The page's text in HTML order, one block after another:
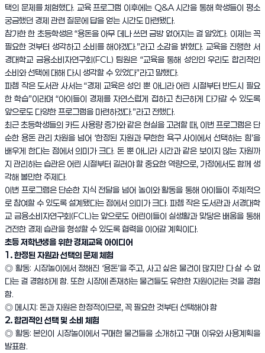
택의 문제를 체험했다. 교육 프로그램 이후에는 Q&A 시간을 통해 학생들이 평소
궁금했던 경제 관련 질문에 답을 얻는 시간도 마련됐다.
참가한 한 초등학생은 “용돈을 아무 데나 쓰면 금방 없어지는 걸 알았다. 이제는 꼭
필요한 것부터 생각하고 소비를 해야겠다.”라고 소감을 밝혔다. 교육을 진행한 서
경대학교 금융소비자연구회(FCL) 팀원은 “교육을 통해 성인인 우리도 합리적인
소비와 선택에 대해 다시 생각할 수 있었다”라고 말했다.
파쳄 작은 도서관 사서는 “경제 교육은 성인 뿐 아니라 어린 시절부터 반드시 필요
한 학습”이라며 “아이들이 경제를 자연스럽게 접하고 친근하게 다가갈 수 있도록
앞으로도 다양한 프로그램을 마련하겠다.”라고 전했다.
최근 초등학생들의 카드 사용량 증가와 같은 현실을 고려할 때, 이번 프로그램은 단
순한 용돈 관리 차원을 넘어 ‘한정된 자원과 무한한 욕구 사이에서 선택하는 힘’을
배우게 한다는 점에서 의미가 크다. 돈 뿐 아니라 시간과 같은 보이지 않는 자원까
지 관리하는 습관은 어린 시절부터 길러야 할 중요한 역량으로, 가정에서도 함께 생
각해 볼만한 주제다.
이번 프로그램은 단순한 지식 전달을 넘어 놀이와 활동을 통해 아이들이 주체적으
로 참여할 수 있도록 설계됐다는 점에서 의미가 크다. 파쳄 작은 도서관과 서경대학
교 금융소비자연구회(FCL)는 앞으로도 어린이들이 실생활과 맞닿은 배움을 통해
건전한 경제 습관을 형성할 수 있도록 협력을 이어갈 계획이다.
초등 저학년생을 위한 경제교육 아이디어
1. 한정된 자원과 선택의 문제 체험
◎ 활동: 시장놀이에서 정해진 ‘용돈’을 주고, 사고 싶은 물건이 많지만 다 살 수 없
다는 걸 경험하게 함. 또한 시장에 존재하는물건들도 유한한 자원이라는 것을 경험
함.
◎ 메시지: 돈과 자원은 한정적이므로, 꼭 필요한 것부터 선택해야 함
2. 합리적인 선택 및 소비 체험
◎ 활동: 본인이 시장놀이에서 구매한 물건들을 소개하고 구매 이유와 사용계획을
발표함.